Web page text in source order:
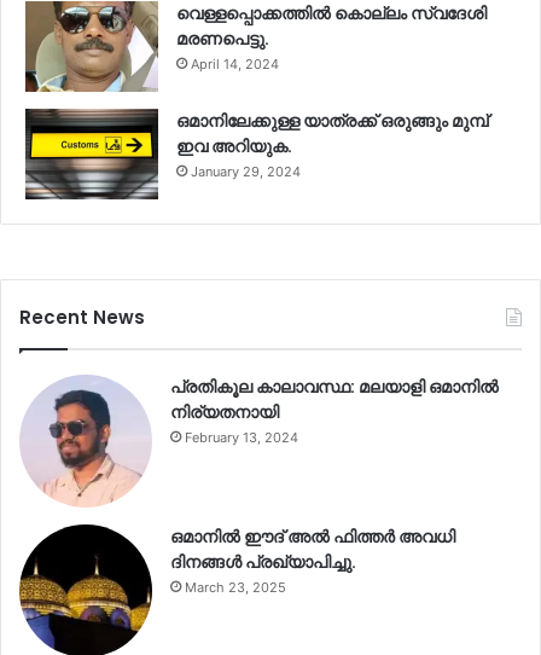
വെള്ളപ്പൊക്കത്തിൽ കൊല്ലം സ്വദേശി
മരണപെട്ടു.
April 14, 2024
ഒമാനിലേക്കുള്ള യാത്രക്ക് ഒരുങ്ങും മുമ്പ്
ഇവ അറിയുക.
January 29, 2024
Recent News
പ്രതികൂല കാലാവസ്ഥ: മലയാളി ഒമാനിൽ
നിര്യതനായി
February 13, 2024
ഒമാനിൽ ഈദ് അൽ ഫിത്തർ അവധി
ദിനങ്ങൾ പ്രഖ്യാപിച്ചു.
March 23, 2025